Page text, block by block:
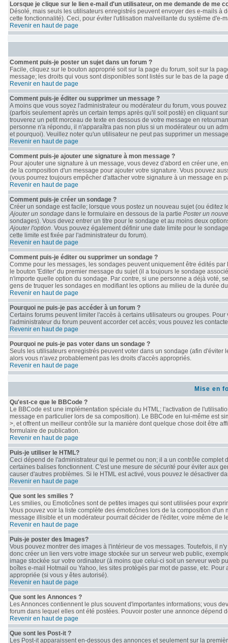
Lorsque je clique sur le lien e-mail d'un utilisateur, on me demande de me
Désolé, mais seuls les utilisateurs enregistrés peuvent envoyer des e-mails
cette fonctionnalité). Ceci, pour éviter l'utilisation malveillante du système d'e-
Revenir en haut de page
Comment puis-je poster un sujet dans un forum ?
Facile, cliquez sur le bouton approprié soit sur la page du forum, soit sur la
message; les droits qui vous sont disponibles sont listés sur le bas de la page
Revenir en haut de page
Comment puis-je éditer ou supprimer un message ?
A moins que vous soyez l'administrateur ou modérateur du forum, vous
(parfois seulement après un certain temps après qu'il soit posté) en cliquant
trouverez un petit morceau de texte en dessous de votre message en
personne n'a répondu, il n'apparaîtra pas non plus si un modérateur ou un
et pourquoi). Veuillez noter qu'un utilisateur ne peut pas supprimer un
Revenir en haut de page
Comment puis-je ajouter une signature à mon message ?
Pour ajouter une signature à un message, vous devez d'abord en créer une,
de la composition d'un message pour ajouter votre signature. Vous pouvez
(vous pourrez toujours empêcher d'attacher votre signature à un message en
Revenir en haut de page
Comment puis-je créer un sondage ?
Créer un sondage est facile; lorsque vous postez un nouveau sujet (ou
Ajouter un sondage dans le formulaire en dessous de la partie Poster un
sondages). Vous devez entrer un titre pour le sondage et au moins deux
Ajouter l'option. Vous pouvez également définir une date limite pour le
cette limite est fixée par l'administrateur du forum).
Revenir en haut de page
Comment puis-je éditer ou supprimer un sondage ?
Comme pour les messages, les sondages peuvent uniquement être édités
le bouton 'Editer' du premier message du sujet (il a toujours le sondage
n'importe quelle option du sondage. Par contre, si une personne a déjà voté,
gens de truquer les sondages en modifiant les options au milieu de la durée
Revenir en haut de page
Pourquoi ne puis-je pas accéder à un forum ?
Certains forums peuvent limiter l'accès à certains utilisateurs ou groupes.
l'administrateur du forum peuvent accorder cet accès; vous pouvez les
Revenir en haut de page
Pourquoi ne puis-je pas voter dans un sondage ?
Seuls les utilisateurs enregistrés peuvent voter dans un sondage (afin
alors vous n'avez probablement pas les droits d'accès appropriés.
Revenir en haut de page
Mise en
Qu'est-ce que le BBCode ?
Le BBCode est une implémentation spéciale du HTML; l'activation de
message en particulier lors de sa composition). Le BBCode en lui-même est
>, et offrent un meilleur contrôle sur la manière dont quelque chose doit être
formulaire de publication.
Revenir en haut de page
Puis-je utiliser le HTML?
Ceci dépend de l'administrateur qui le permet ou non; il a un contrôle
certaines balises fonctionnent. C'est une mesure de sécurité pour éviter aux
causer d'autres problèmes. Si le HTML est activé, vous pouvez le désactiver
Revenir en haut de page
Que sont les smilies ?
Les smilies, ou Emoticônes sont de petites images qui sont utilisées pour
Vous pouvez voir la liste complète des émoticônes lors de la composition
message illisible et un modérateur pourrait décider de l'éditer, voire même de
Revenir en haut de page
Puis-je poster des Images?
Vous pouvez montrer des images à l'intérieur de vos messages. Toutefois, il
donc créer un lien vers votre image stockée sur un serveur web public,
image stockée sur votre ordinateur (à moins que celui-ci soit un serveur web
boîtes e-mail Hotmail ou Yahoo, les sites protégés par mot de passe, etc.
appropriée (si vous y êtes autorisé).
Revenir en haut de page
Que sont les Annonces ?
Les Annonces contiennent le plus souvent d'importantes informations; vous
forum dans lequel elles ont été postées. Pouvoir poster une annonce dépend
Revenir en haut de page
Que sont les Post-it ?
Les Post-it apparaissent en-dessous des annonces et seulement sur la